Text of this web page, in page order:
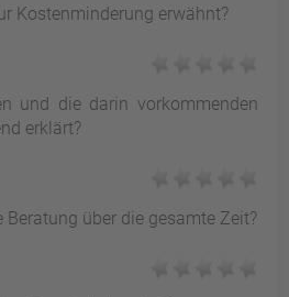
Kostenminderung erwähnt?
und die darin vorkommenden
erklärt?
Beratung über die gesamte Zeit?